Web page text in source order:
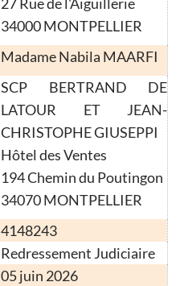
34000 MONTPELLIER
Madame Nabila MAARFI
SCP BERTRAND DE
LATOUR ET JEAN-
CHRISTOPHE GIUSEPPI
Hôtel des Ventes
194 Chemin du Poutingon
34070 MONTPELLIER
4148243
Redressement Judiciaire
05 juin 2026